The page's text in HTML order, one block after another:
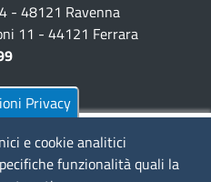
- 48121 Ravenna
11 - 44121 Ferrara
Privacy
e cookie analitici
funzionalità quali la